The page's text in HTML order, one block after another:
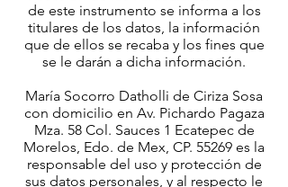
de este instrumento se informa a los
titulares de los datos, la información
que de ellos se recaba y los fines que
se le darán a dicha información.
María Socorro Datholli de Ciriza Sosa
con domicilio en Av. Pichardo Pagaza
Mza. 58 Col. Sauces 1 Ecatepec de
Morelos, Edo. de Mex, CP. 55269 es la
responsable del uso y protección de
sus datos personales, y al respecto le